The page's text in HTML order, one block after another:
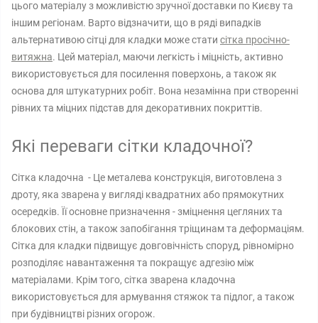
цього матеріалу з можливістю зручної доставки по Києву та
іншим регіонам. Варто відзначити, що в ряді випадків
альтернативою сітці для кладки може стати сітка просічно-
витяжна. Цей матеріал, маючи легкість і міцність, активно
використовується для посилення поверхонь, а також як
основа для штукатурних робіт. Вона незамінна при створенні
рівних та міцних підстав для декоративних покриттів.
Які переваги сітки кладочної?
Сітка кладочна - Це металева конструкція, виготовлена ​​з
дроту, яка зварена у вигляді квадратних або прямокутних
осередків. Її основне призначення - зміцнення цегляних та
блокових стін, а також запобігання тріщинам та деформаціям.
Сітка для кладки підвищує довговічність споруд, рівномірно
розподіляє навантаження та покращує адгезію між
матеріалами. Крім того, сітка зварена кладочна
використовується для армування стяжок та підлог, а також
при будівництві різних огорож.